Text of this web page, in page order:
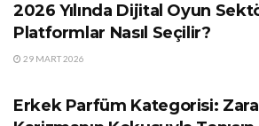
2026 Yılında Dijital Oyun
Platformlar Nasıl Seçilir?
29 MART 2026
Erkek Parfüm Kategorisi: